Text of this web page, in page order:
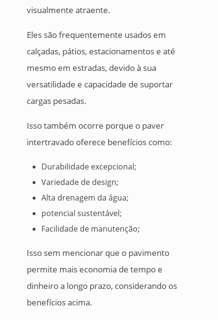
visualmente atraente.
Eles são frequentemente usados em
calçadas, pátios, estacionamentos e até
mesmo em estradas, devido à sua
versatilidade e capacidade de suportar
cargas pesadas.
Isso também ocorre porque o paver
intertravado oferece benefícios como:
Durabilidade excepcional;
Variedade de design;
Alta drenagem da água;
potencial sustentável;
Facilidade de manutenção;
Isso sem mencionar que o pavimento
permite mais economia de tempo e
dinheiro a longo prazo, considerando os
benefícios acima.